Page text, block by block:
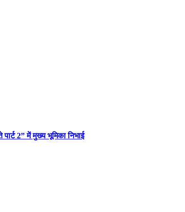
2” में मुख्य भूमिका निभाई